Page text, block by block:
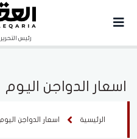
رئيس التحرير
اسعار الدواجن اليوم
الرئيسية اسعار الدواجن اليوم